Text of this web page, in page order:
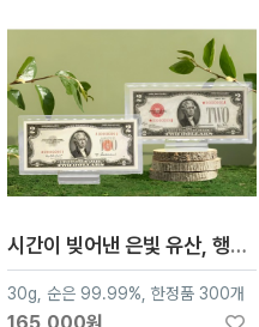
시간이 빚어낸 은빛 유산, 행운의 2달러 - 레드씰, 30g, 순은 99.99%
30g, 순은 99.99%, 한정품 300개